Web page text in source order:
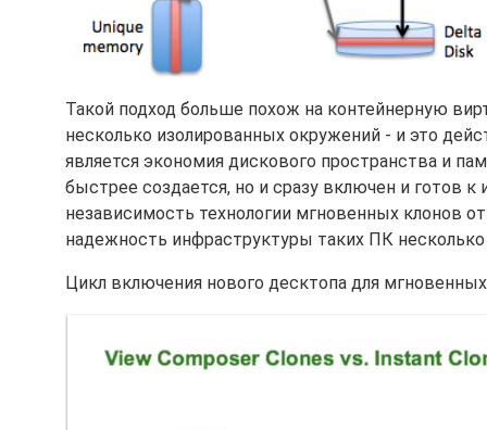
Такой подход больше похож на контейнерную
несколько изолированных окружений - и это
является экономия дискового пространства и
быстрее создается, но и сразу включен и готов
независимость технологии мгновенных клонов
надежность инфраструктуры таких ПК
Цикл включения нового десктопа для